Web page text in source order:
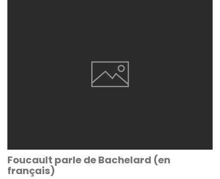
Foucault parle de Bachelard (en
français)